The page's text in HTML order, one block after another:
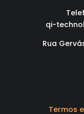
qi-
Rua
Termos